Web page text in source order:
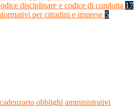
disciplinare e codice di condotta 17
per cittadini e imprese 5
obblighi amministrativi